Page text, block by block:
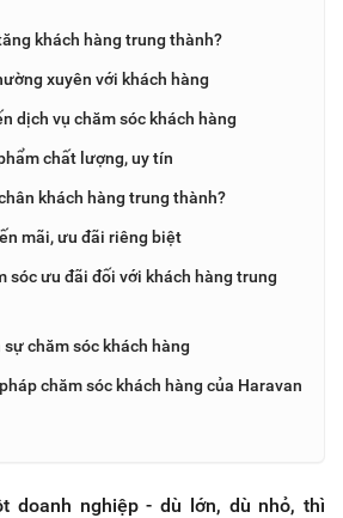
khách hàng trung thành?
xuyên với khách hàng
dịch vụ chăm sóc khách hàng
chất lượng, uy tín
khách hàng trung thành?
mãi, ưu đãi riêng biệt
sóc ưu đãi đối với khách hàng trung
sự chăm sóc khách hàng
chăm sóc khách hàng của Haravan
doanh nghiệp - dù lớn, dù nhỏ, thì